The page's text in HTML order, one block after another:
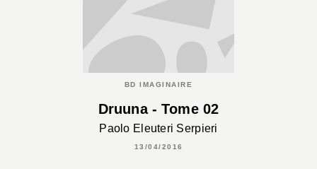
BD IMAGINAIRE
Druuna - Tome 02
Paolo Eleuteri Serpieri
13/04/2016